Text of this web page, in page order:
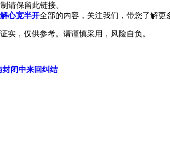
请保留此链接。
心宽半开全部的内容，关注我们，带您了解更
实，仅供参考。请谨慎采用，风险自负。
闭中来回纠结